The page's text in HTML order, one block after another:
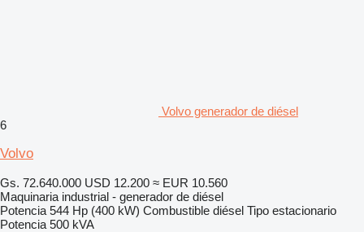
Volvo generador de diésel
6
Volvo
Gs. 72.640.000 USD 12.200 ≈ EUR 10.560
Maquinaria industrial - generador de diésel
Potencia 544 Hp (400 kW) Combustible diésel Tipo estacionario
Potencia 500 kVA